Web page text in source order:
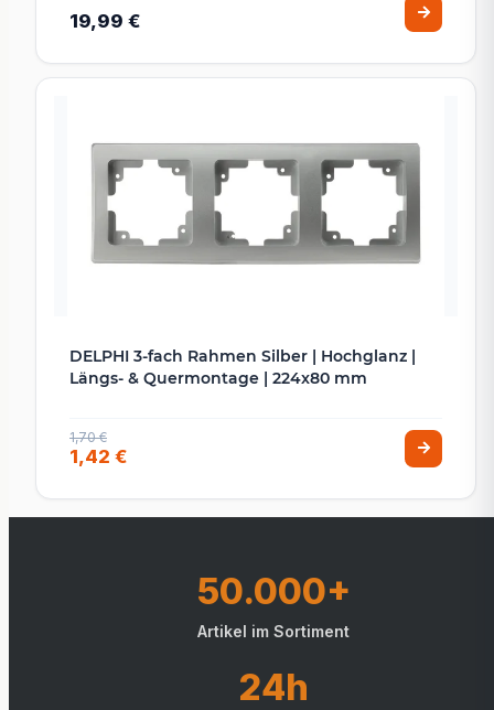
19,99 €
DELPHI 3-fach Rahmen Silber | Hochglanz |
Längs- & Quermontage | 224x80 mm
1,70 €
1,42 €
50.000+
Artikel im Sortiment
24h